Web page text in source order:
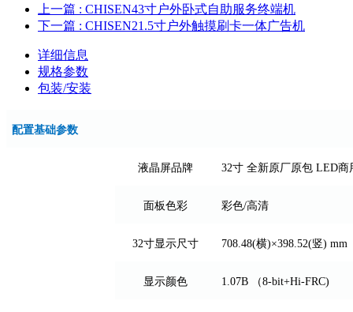
上一篇 : CHISEN43寸户外卧式自助服务终端机
下一篇 : CHISEN21.5寸户外触摸刷卡一体广告机
详细信息
规格参数
包装/安装
配置基础参数
液晶屏品牌 32寸 全新原厂原包 LED商
面板色彩 彩色/高清
32寸显示尺寸 708.48(横)×398.52(竖) mm
显示颜色 1.07B （8-bit+Hi-FRC)